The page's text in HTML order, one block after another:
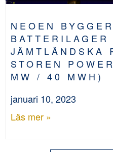
NEOEN
BATTERILAGER
JÄMTLÄNDSKA
STOREN
MW / 40 MWH)
januari 10, 2023
Läs mer »